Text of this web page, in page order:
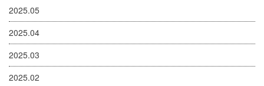
2025.05
2025.04
2025.03
2025.02